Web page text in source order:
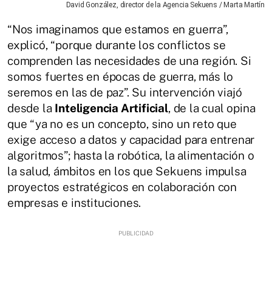
David González, director de la Agencia Sekuens / Marta Martín
“Nos imaginamos que estamos en guerra”,
explicó, “porque durante los conflictos se
comprenden las necesidades de una región. Si
somos fuertes en épocas de guerra, más lo
seremos en las de paz”. Su intervención viajó
desde la Inteligencia Artificial, de la cual opina
que “ya no es un concepto, sino un reto que
exige acceso a datos y capacidad para entrenar
algoritmos”; hasta la robótica, la alimentación o
la salud, ámbitos en los que Sekuens impulsa
proyectos estratégicos en colaboración con
empresas e instituciones.